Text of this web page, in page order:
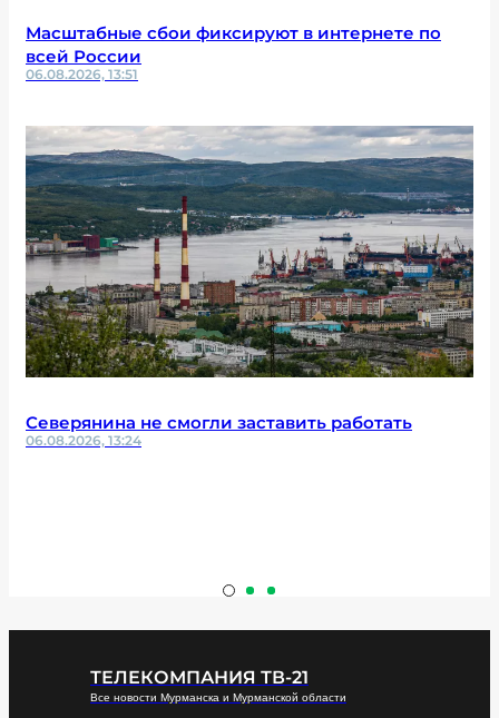
Масштабные сбои фиксируют в интернете по
всей России
06.08.2026, 13:51
Северянина не смогли заставить работать
06.08.2026, 13:24
ТЕЛЕКОМПАНИЯ ТВ-21
Все новости Мурманска и Мурманской области